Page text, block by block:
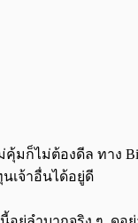
ก็ไม่ต้องดีล ทาง
เจ้าอื่นได้อยู่ดี